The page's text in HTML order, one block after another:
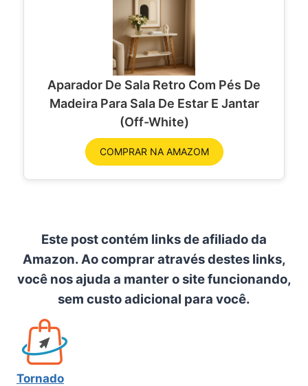
Aparador De Sala Retro Com Pés De
Madeira Para Sala De Estar E Jantar
(Off-White)
COMPRAR NA AMAZOM
Este post contém links de afiliado da
Amazon. Ao comprar através destes links,
você nos ajuda a manter o site funcionando,
sem custo adicional para você.
Tornado